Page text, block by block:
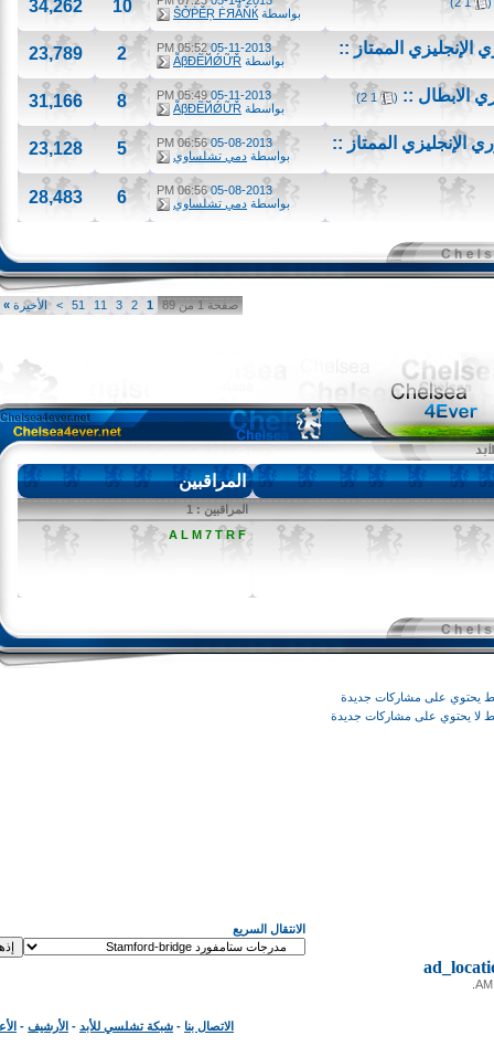
بواسطةṦỞṖĔŖ ḞЯẪŇЌ
10
34,262
05-11-2013
05:52 PM
بواسطةẪβĐẼЙǾỮŘ
2
23,789
‏
(
1
2
)
05-11-2013
05:49 PM
بواسطةẪβĐẼЙǾỮŘ
8
31,166
05-08-2013
06:56 PM
بواسطةدمي تشلساوي 5
23,128
05-08-2013
06:56 PM
بواسطةدمي تشلساوي 6
28,483
صفحة 1 من 89 1
2
11
51
> الأخيرة»
المراقبين
المراقبين : 1
A L M 7 T R F
على مشاركات جديدة
على مشاركات جديدة
الانتقال السريع
الاتصال بنا- شبكة تشلسي للأبد -الأرشيف-الأعلى